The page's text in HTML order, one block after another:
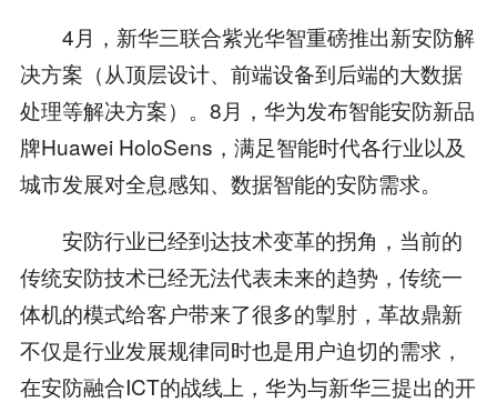
4月，新华三联合紫光华智重磅推出新安防解
决方案（从顶层设计、前端设备到后端的大数据
处理等解决方案）。8月，华为发布智能安防新品
牌Huawei HoloSens，满足智能时代各行业以及
城市发展对全息感知、数据智能的安防需求。
安防行业已经到达技术变革的拐角，当前的
传统安防技术已经无法代表未来的趋势，传统一
体机的模式给客户带来了很多的掣肘，革故鼎新
不仅是行业发展规律同时也是用户迫切的需求，
在安防融合ICT的战线上，华为与新华三提出的开